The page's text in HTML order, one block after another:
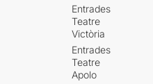
Entrades
Teatre
Victòria
Entrades
Teatre
Apolo